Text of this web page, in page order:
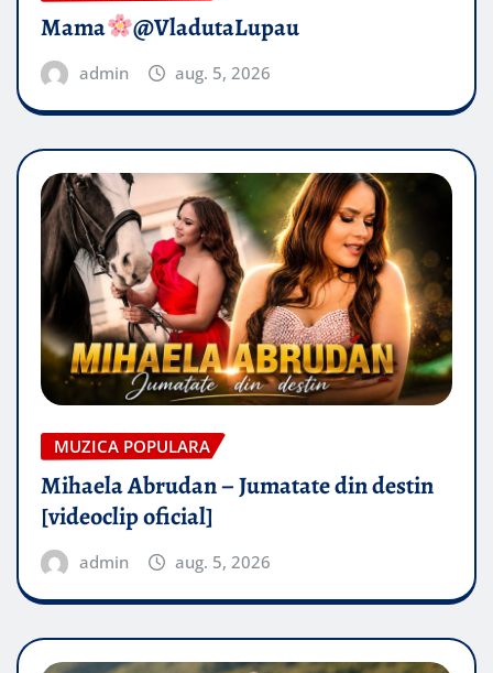
Mama @VladutaLupau
admin aug. 5, 2026
MUZICA POPULARA
Mihaela Abrudan – Jumatate din destin
[videoclip oficial]
admin aug. 5, 2026